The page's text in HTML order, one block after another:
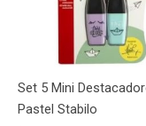
Set 5 Mini
Pastel Stabilo